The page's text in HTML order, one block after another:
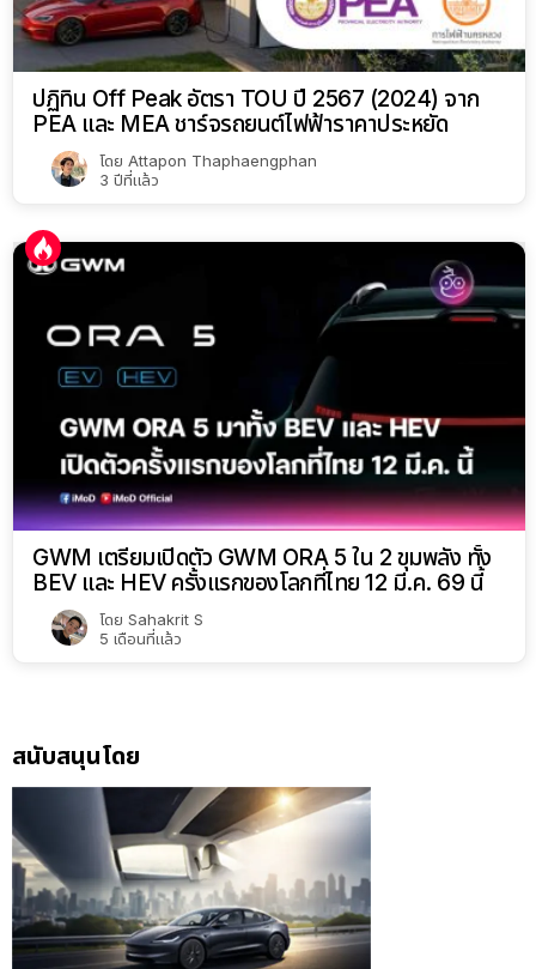
ปฏิทิน Off Peak อัตรา TOU ปี 2567 (2024) จาก
PEA และ MEA ชาร์จรถยนต์ไฟฟ้าราคาประหยัด
โดย Attapon Thaphaengphan
3 ปีที่แล้ว
GWM เตรียมเปิดตัว GWM ORA 5 ใน 2 ขุมพลัง ทั้ง
BEV และ HEV ครั้งแรกของโลกที่ไทย 12 มี.ค. 69 นี้
โดย Sahakrit S
5 เดือนที่แล้ว
สนับสนุนโดย